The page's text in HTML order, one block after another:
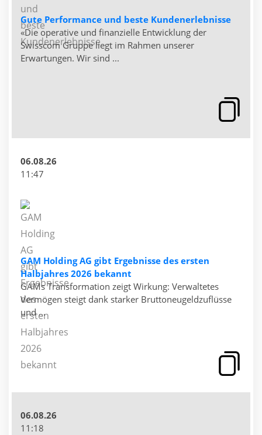
Gute Performance und beste Kundenerlebnisse
«Die operative und finanzielle Entwicklung der
Swisscom Gruppe liegt im Rahmen unserer
Erwartungen. Wir sind ...
06.08.26
11:47
GAM Holding AG gibt Ergebnisse des ersten
Halbjahres 2026 bekannt
GAMs Transformation zeigt Wirkung: Verwaltetes
Vermögen steigt dank starker Bruttoneugeldzuflüsse
und ...
06.08.26
11:18